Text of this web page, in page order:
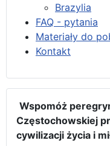
Brazylia
FAQ - pytania
Materiały do
Kontakt
Wspomóż
Częstochowskiej
cywilizacji życia i